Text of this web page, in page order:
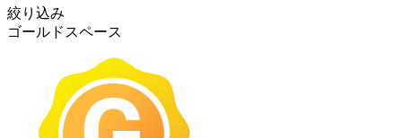
絞り込み
ゴールドスペース